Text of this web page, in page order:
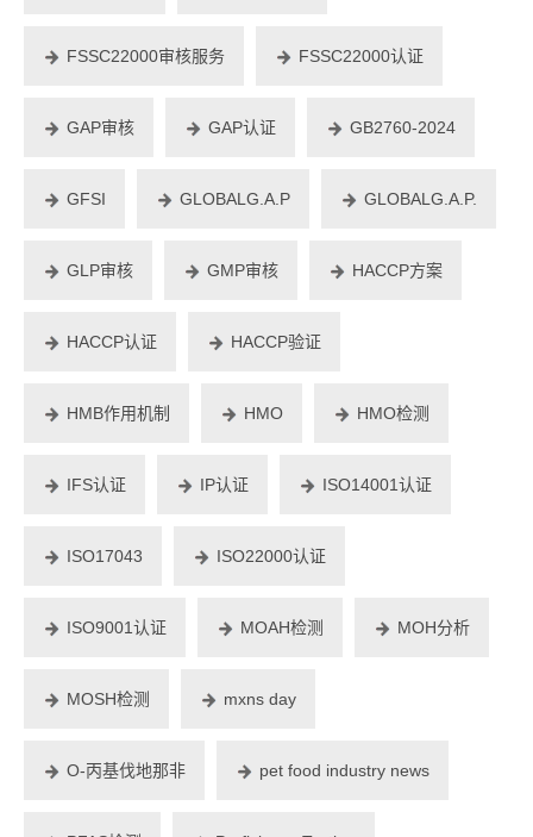
FSSC22000审核服务 FSSC22000认证
GAP审核 GAP认证 GB2760-2024
GFSI GLOBALG.A.P GLOBALG.A.P.
GLP审核 GMP审核 HACCP方案
HACCP认证 HACCP验证
HMB作用机制 HMO HMO检测
IFS认证 IP认证 ISO14001认证
ISO17043 ISO22000认证
ISO9001认证 MOAH检测 MOH分析
MOSH检测 mxns day
O-丙基伐地那非 pet food industry news